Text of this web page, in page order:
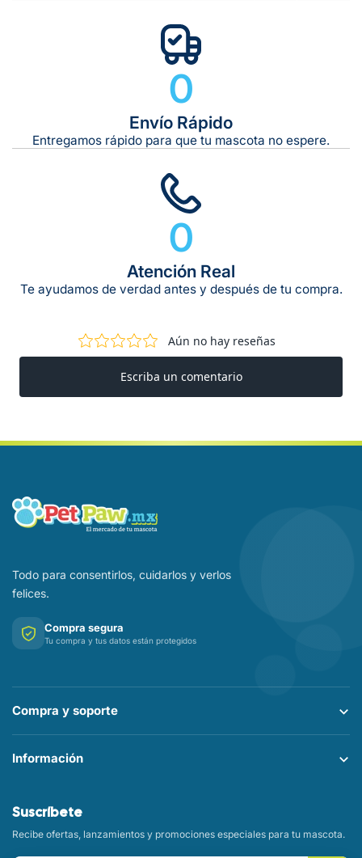
0
Envío Rápido
Entregamos rápido para que tu mascota no espere.
0
Atención Real
Te ayudamos de verdad antes y después de tu compra.
Todo para consentirlos, cuidarlos y verlos
felices.
Compra segura
Tu compra y tus datos están protegidos
Compra y soporte
Información
Suscríbete
Recibe ofertas, lanzamientos y promociones especiales para tu mascota.